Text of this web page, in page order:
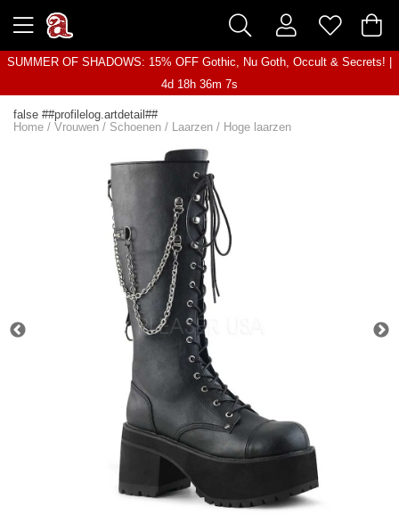
SUMMER OF SHADOWS: 15% OFF Gothic, Nu Goth, Occult & Secrets! |
4d 18h 36m 7s
false ##profilelog.artdetail##
Home / Vrouwen / Schoenen / Laarzen / Hoge laarzen